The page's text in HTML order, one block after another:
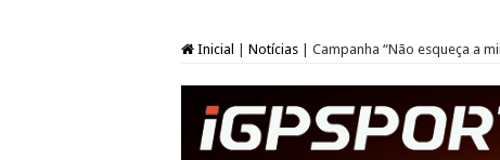
Inicial Notícias Campanha “Não esqueça a